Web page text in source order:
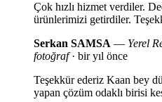
Çok hızlı hizmet verdiler.
ürünlerimizi getirdiler.
Serkan SAMSA — Yerel
fotoğraf· bir yıl önce
Teşekkür ederiz Kaan bey
yapan çözüm odaklı birisi